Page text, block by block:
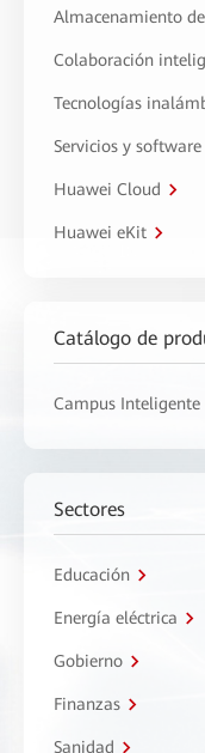
Almacenamiento
Colaboración
Tecnologías
Servicios y
Huawei Cloud
Huawei eKit
Catálogo de
Campus Inteligente
Sectores
Educación
Energía eléctrica
Gobierno
Finanzas
Sanidad